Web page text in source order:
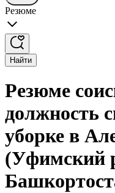
Резюме
Найти
Резюме
должность
уборке в
(Уфимский